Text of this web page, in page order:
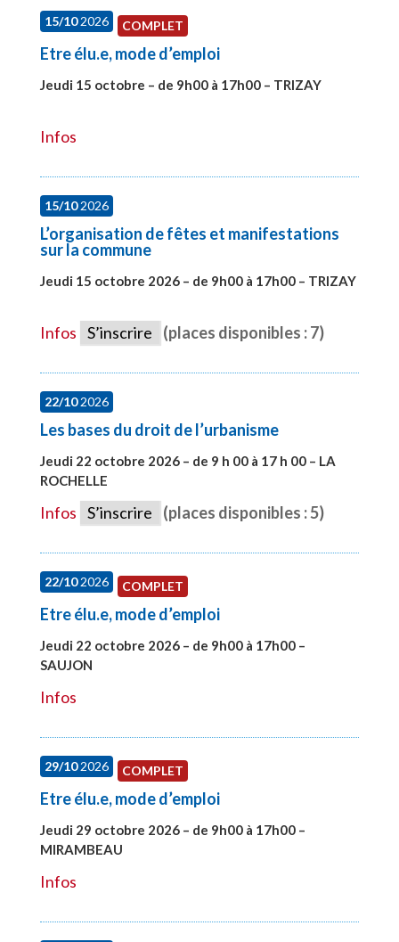
15/102026 COMPLET
Etre élu.e, mode d’emploi
Jeudi 15 octobre – de 9h00 à 17h00 – TRIZAY
Infos
15/102026
L’organisation de fêtes et manifestations
sur la commune
Jeudi 15 octobre 2026 – de 9h00 à 17h00 – TRIZAY
Infos S’inscrire (places disponibles : 7)
22/102026
Les bases du droit de l’urbanisme
Jeudi 22 octobre 2026 – de 9 h 00 à 17 h 00 – LA
ROCHELLE
Infos S’inscrire (places disponibles : 5)
22/102026 COMPLET
Etre élu.e, mode d’emploi
Jeudi 22 octobre 2026 – de 9h00 à 17h00 –
SAUJON
Infos
29/102026 COMPLET
Etre élu.e, mode d’emploi
Jeudi 29 octobre 2026 – de 9h00 à 17h00 –
MIRAMBEAU
Infos